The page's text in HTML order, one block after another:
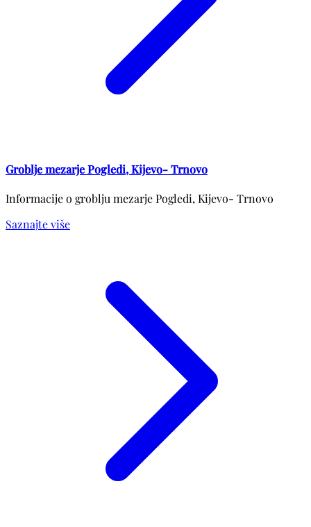
Groblje mezarje Pogledi, Kijevo- Trnovo
Informacije o groblju mezarje Pogledi, Kijevo- Trnovo
Saznajte više